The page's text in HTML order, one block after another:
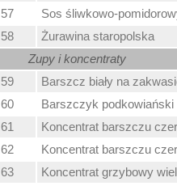
57
Sos śliwkowo-
58
Żurawina staropolska
Zupy i koncentraty
59
Barszcz biały na
60
Barszczyk podkowiański
61
Koncentrat barszczu
62
Koncentrat barszczu
63
Koncentrat grzybowy